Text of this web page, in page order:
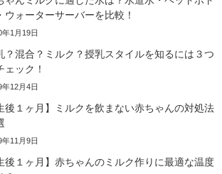
ウォーターサーバーを比較！
年1月19日
？混合？ミルク？授乳スタイルを知るには３つ
ェック！
年12月4日
後１ヶ月】ミルクを飲まない赤ちゃんの対処法
年11月9日
後１ヶ月】赤ちゃんのミルク作りに最適な温度